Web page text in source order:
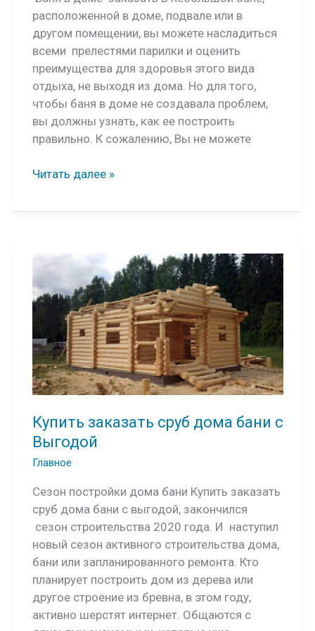
расположенной в доме, подвале или в
другом помещении, вы можете насладиться
всеми прелестями парилки и оценить
преимущества для здоровья этого вида
отдыха, не выходя из дома. Но для того,
чтобы баня в доме не создавала проблем,
вы должны узнать, как ее построить
правильно. К сожалению, Вы не можете
Баня
доме
Читать далее »
Купить заказать сруб дома бани с
Выгодой
Главное
Сезон постройки дома бани Купить заказать
сруб дома бани с выгодой, закончился
сезон строительства 2020 года. И наступил
новый сезон активного строительства дома,
бани или запланированного ремонта. Кто
планирует построить дом из дерева или
другое строение из бревна, в этом году,
активно шерстят интернет. Общаются с